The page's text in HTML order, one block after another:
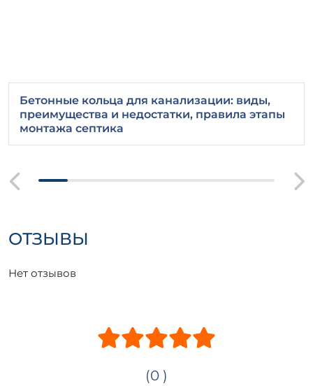
Бетонные кольца для канализации: виды,
преимущества и недостатки, правила этапы
монтажа септика
ОТЗЫВЫ
Нет отзывов
(0 )